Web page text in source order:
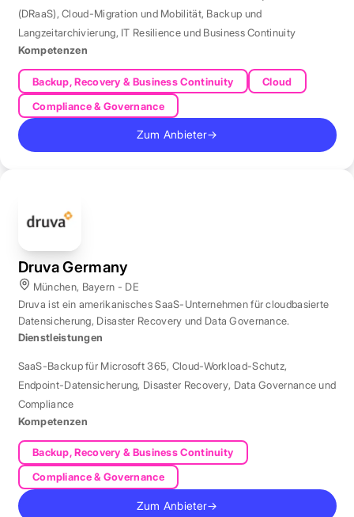
(DRaaS),Cloud-Migration und Mobilität, Backup und
Langzeitarchivierung, IT Resilience und Business Continuity
Kompetenzen
Backup, Recovery & Business Continuity
Cloud
Compliance & Governance
Zum Anbieter→
Druva Germany
München, Bayern - DE
Druva ist ein amerikanisches SaaS-Unternehmen für cloudbasierte
Datensicherung, Disaster Recovery und Data Governance.
Dienstleistungen
SaaS-Backup für Microsoft 365, Cloud-Workload-Schutz,
Endpoint-Datensicherung, Disaster Recovery, Data Governance und
Compliance
Kompetenzen
Backup, Recovery & Business Continuity
Compliance & Governance
Zum Anbieter→